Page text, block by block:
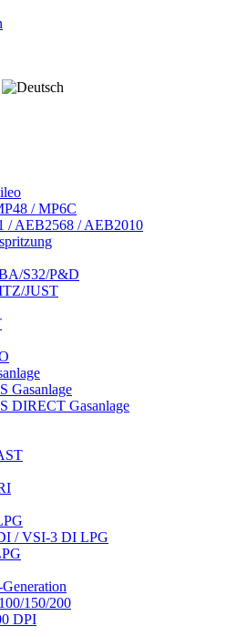
/ MP6C
/ AEB2568 / AEB2010
S32/P&D
JUST
Gasanlage
DIRECT Gasanlage
/ VSI-3 DI LPG
150/200
DPI